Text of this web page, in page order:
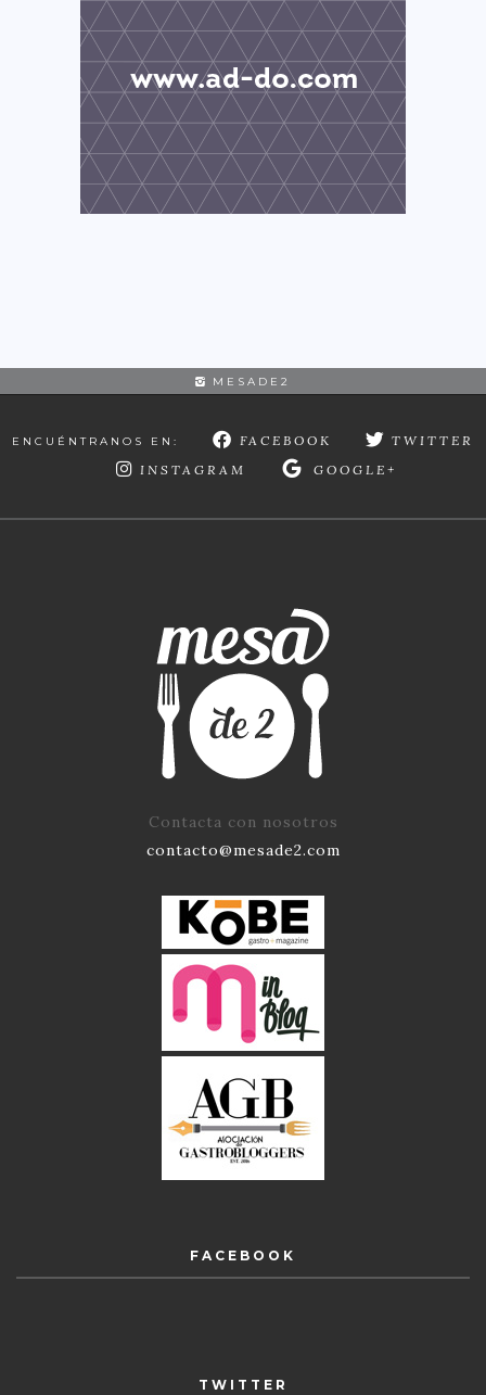
MESADE2
ENCUÉNTRANOS EN: FACEBOOK
TWITTER
INSTAGRAM
GOOGLE+
Contacta con nosotros
contacto@mesade2.com
FACEBOOK
TWITTER